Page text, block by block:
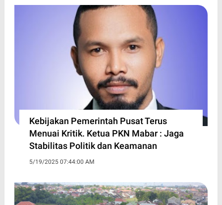
Kebijakan Pemerintah Pusat Terus
Menuai Kritik. Ketua PKN Mabar : Jaga
Stabilitas Politik dan Keamanan
5/19/2025 07:44:00 AM